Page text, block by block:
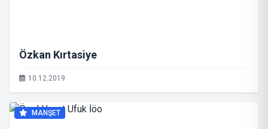
Özkan Kırtasiye
10.12.2019
MANŞET